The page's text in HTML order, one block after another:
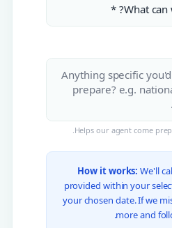
Helps our agent come
How it works: We'll
provided within your
your chosen date. If we
more and